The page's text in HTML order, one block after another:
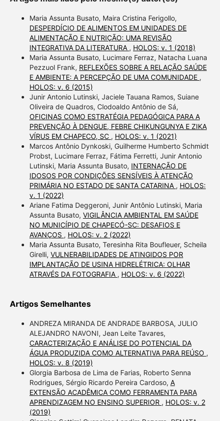
Maria Assunta Busato, Maira Cristina Ferigollo,
DESPERDÍCIO DE ALIMENTOS EM UNIDADES DE
ALIMENTAÇÃO E NUTRIÇÃO: UMA REVISÃO
INTEGRATIVA DA LITERATURA , HOLOS: v. 1 (2018)
Maria Assunta Busato, Lucimare Ferraz, Natacha Luana
Pezzuol Frank, REFLEXÕES SOBRE A RELAÇÃO SAÚDE
E AMBIENTE: A PERCEPÇÃO DE UMA COMUNIDADE ,
HOLOS: v. 6 (2015)
Junir Antonio Lutinski, Jaciele Tauana Ramos, Suiane
Oliveira de Quadros, Clodoaldo Antônio de Sá,
OFICINAS COMO ESTRATÉGIA PEDAGÓGICA PARA A
PREVENÇÃO À DENGUE, FEBRE CHIKUNGUNYA E ZIKA
VÍRUS EM CHAPECO, SC , HOLOS: v. 1 (2021)
Marcos Antônio Dynkoski, Guilherme Humberto Schmidt
Probst, Lucimare Ferraz, Fátima Ferretti, Junir Antonio
Lutinski, Maria Assunta Busato, INTERNAÇÃO DE
IDOSOS POR CONDIÇÕES SENSÍVEIS À ATENÇÃO
PRIMÁRIA NO ESTADO DE SANTA CATARINA , HOLOS:
v. 1 (2022)
Ariane Fatima Deggeroni, Junir Antônio Lutinski, Maria
Assunta Busato, VIGILÂNCIA AMBIENTAL EM SAÚDE
NO MUNICÍPIO DE CHAPECÓ-SC: DESAFIOS E
AVANÇOS , HOLOS: v. 2 (2022)
Maria Assunta Busato, Teresinha Rita Boufleuer, Scheila
Girelli, VULNERABILIDADES DE ATINGIDOS POR
IMPLANTAÇÃO DE USINA HIDRELÉTRICA: OLHAR
ATRAVÉS DA FOTOGRAFIA , HOLOS: v. 6 (2022)
Artigos Semelhantes
ANDREZA MIRANDA DE ANDRADE BARBOSA, JULIO
ALEJANDRO NAVONI, Jean Leite Tavares,
CARACTERIZAÇÃO E ANÁLISE DO POTENCIAL DA
ÁGUA PRODUZIDA COMO ALTERNATIVA PARA REÚSO ,
HOLOS: v. 8 (2019)
Glorgia Barbosa de Lima de Farias, Roberto Senna
Rodrigues, Sérgio Ricardo Pereira Cardoso, A
EXTENSÃO ACADÊMICA COMO FERRAMENTA PARA
APRENDIZAGEM NO ENSINO SUPERIOR , HOLOS: v. 2
(2019)